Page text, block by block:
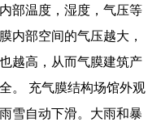
部温度，湿度，气压等
内部空间的气压越大，
越高，从而气膜建筑产
。 充气膜结构场馆外观
雪自动下滑。大雨和暴